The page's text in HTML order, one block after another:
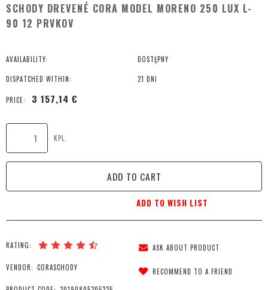
SCHODY DREVENÉ CORA MODEL MORENO 250 LUX L-
90 12 PRVKOV
AVAILABILITY: DOSTĘPNY
DISPATCHED WITHIN: 21 DNI
PRICE: 3 157,14 €
KPL.
ADD TO CART
ADD TO WISH LIST
RATING:
VENDOR: CORASCHODY
ASK ABOUT PRODUCT
RECOMMEND TO A FRIEND